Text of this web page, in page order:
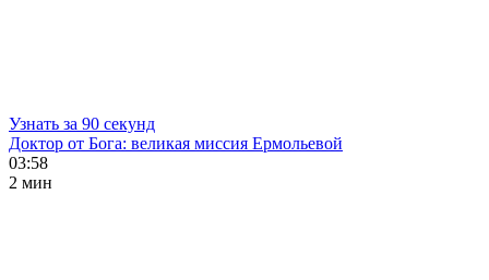
Узнать за 90 секунд
Доктор от Бога: великая миссия Ермольевой
03:58
2 мин